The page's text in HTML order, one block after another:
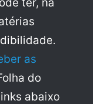
as
do
abaixo